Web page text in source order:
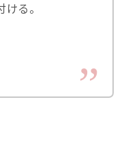
る。